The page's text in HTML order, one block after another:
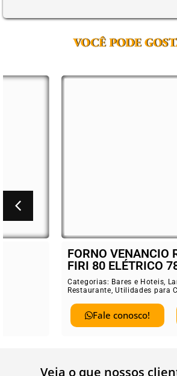
VOCÊ PODE
FORNO VENANCIO ROMA
FIRI 80 ELÉTRICO 78 LT
Bares e Hoteis ,Lanchonetes,
Utilidades para Cozinha
Fale conosco! Ver
Veja o que nossos